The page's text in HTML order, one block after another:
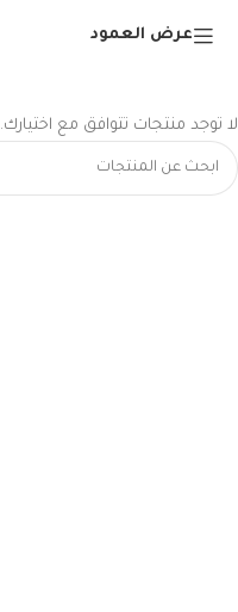
عرض العمود
لا توجد منتجات تتوافق مع اختيارك.